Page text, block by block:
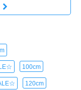
100cm
120cm